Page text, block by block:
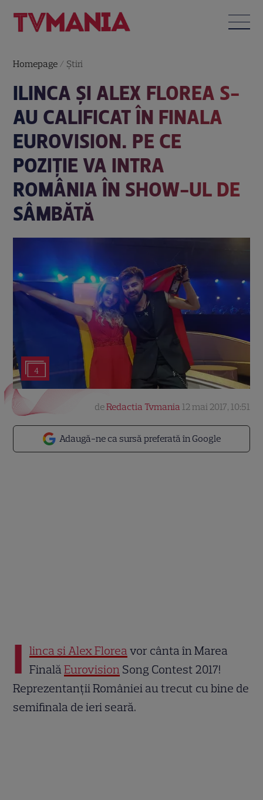
Homepage / Știri
ILINCA ŞI ALEX FLOREA S-
AU CALIFICAT ÎN FINALA
EUROVISION. PE CE
POZIȚIE VA INTRA
ROMÂNIA ÎN SHOW-UL DE
SÂMBĂTĂ
4
Adaugă-ne ca sursă preferată în Google
deRedactia Tvmania 12 mai 2017, 10:51
I linca şi Alex Florea vor cânta în Marea
FinalăEurovision Song Contest 2017!
Reprezentanţii României au trecut cu bine de
semifinala de ieri seară.